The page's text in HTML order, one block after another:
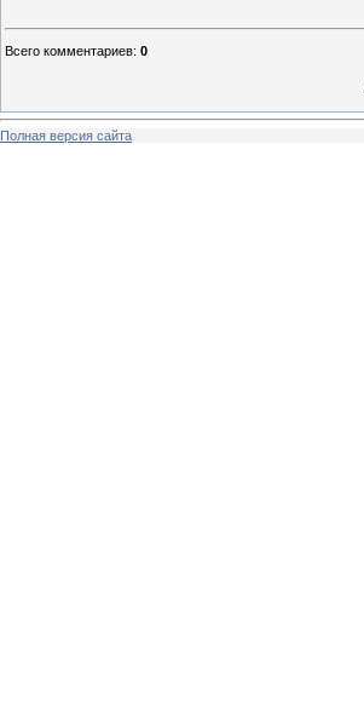
Всего комментариев: 0
Полная версия сайта